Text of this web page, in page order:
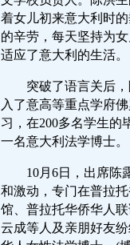
着女儿初来意大利时
的辛劳，每天坚持为
适应了意大利的生活。
突破了语言关后，
入了意高等重点学府
习，在200多名学生的
一名意大利法学博士。
10月6日，出席陈露
和激动，专门在普拉
馆、普拉托华侨华人
云成等人及亲朋好友